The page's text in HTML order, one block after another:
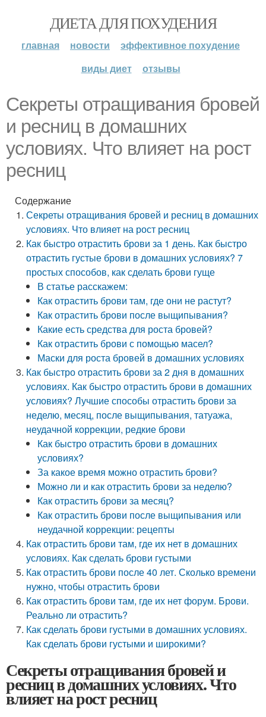
ДИЕТА ДЛЯ ПОХУДЕНИЯ
главная новости
эффективное похудение
виды диет
отзывы
Секреты отращивания бровей
и ресниц в домашних
условиях. Что влияет на рост
ресниц
Содержание
Секреты отращивания бровей и ресниц в домашних
условиях. Что влияет на рост ресниц
Как быстро отрастить брови за 1 день. Как быстро
отрастить густые брови в домашних условиях? 7
простых способов, как сделать брови гуще
В статье расскажем:
Как отрастить брови там, где они не растут?
Как отрастить брови после выщипывания?
Какие есть средства для роста бровей?
Как отрастить брови с помощью масел?
Маски для роста бровей в домашних условиях
Как быстро отрастить брови за 2 дня в домашних
условиях. Как быстро отрастить брови в домашних
условиях? Лучшие способы отрастить брови за
неделю, месяц, после выщипывания, татуажа,
неудачной коррекции, редкие брови
Как быстро отрастить брови в домашних
условиях?
За какое время можно отрастить брови?
Можно ли и как отрастить брови за неделю?
Как отрастить брови за месяц?
Как отрастить брови после выщипывания или
неудачной коррекции: рецепты
Как отрастить брови там, где их нет в домашних
условиях. Как сделать брови густыми
Как отрастить брови после 40 лет. Сколько времени
нужно, чтобы отрастить брови
Как отрастить брови там, где их нет форум. Брови.
Реально ли отрастить?
Как сделать брови густыми в домашних условиях.
Как сделать брови густыми и широкими?
Секреты отращивания бровей и
ресниц в домашних условиях. Что
влияет на рост ресниц